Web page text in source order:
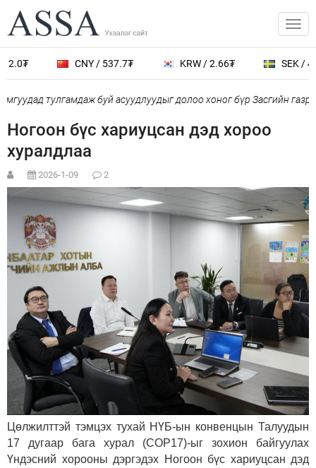
CNY / 537.7₮ KRW / 2.66₮ SEK /
тулгамдаж буй асуудлуудыг долоо хоног бүр Засгийн
Ногоон бүс хариуцсан дэд хороо
хуралдлаа
2026-1-09 2
Цөлжилттэй тэмцэх тухай НҮБ-ын конвенцын Талуудын
17 дугаар бага хурал (СОР17)-ыг зохион байгуулах
Үндэсний хорооны дэргэдэх Ногоон бүс хариуцсан дэд